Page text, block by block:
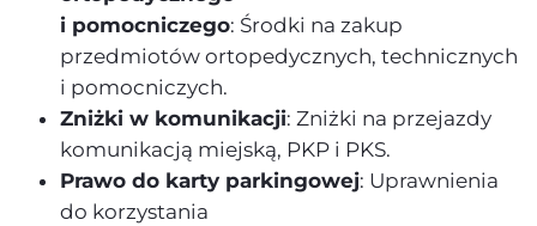
i pomocniczego: Środki na zakup
przedmiotów ortopedycznych, technicznych
i pomocniczych.
Zniżki w komunikacji: Zniżki na przejazdy
komunikacją miejską, PKP i PKS.
Prawo do karty parkingowej: Uprawnienia
do korzystania